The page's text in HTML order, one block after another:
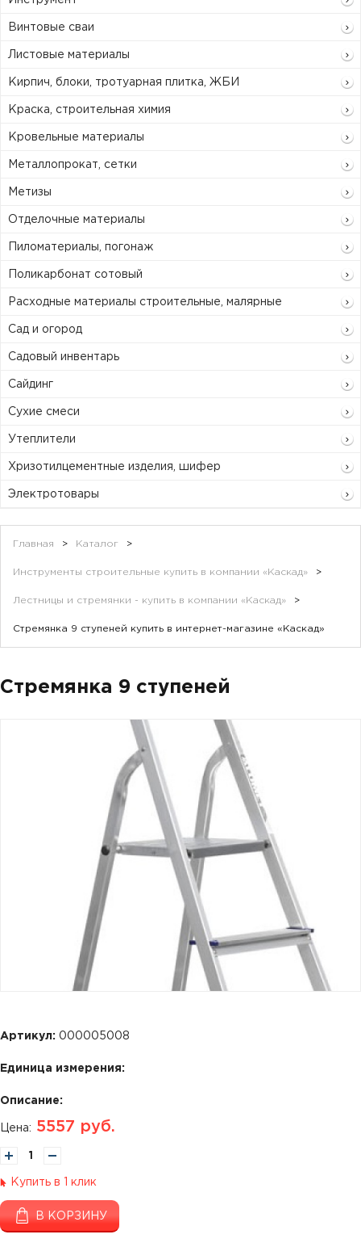
Винтовые сваи
Листовые материалы
Кирпич, блоки, тротуарная плитка, ЖБИ
Краска, строительная химия
Кровельные материалы
Металлопрокат, сетки
Метизы
Отделочные материалы
Пиломатериалы, погонаж
Поликарбонат сотовый
Расходные материалы строительные, малярные
Сад и огород
Садовый инвентарь
Сайдинг
Сухие смеси
Утеплители
Хризотилцементные изделия, шифер
Электротовары
Главная > Каталог >
Инструменты строительные купить в компании «Каскад» >
Лестницы и стремянки - купить в компании «Каскад» >
Стремянка 9 ступеней купить в интернет-магазине «Каскад»
Стремянка 9 ступеней
Артикул: 000005008
Единица измерения:
Описание:
Цена: 5557 руб.
Купить в 1 клик
В КОРЗИНУ